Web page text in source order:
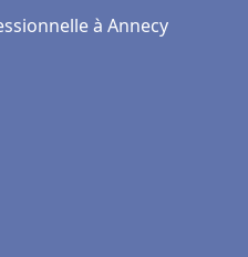
à Annecy